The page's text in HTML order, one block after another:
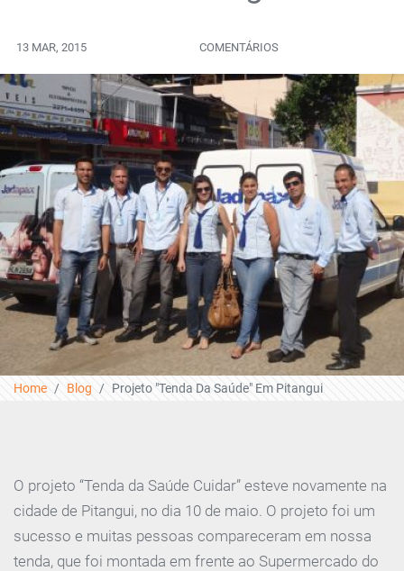
13 MAR, 2015 COMENTÁRIOS
Home Blog Projeto "Tenda Da Saúde" Em Pitangui
O projeto “Tenda da Saúde Cuidar” esteve novamente na
cidade de Pitangui, no dia 10 de maio. O projeto foi um
sucesso e muitas pessoas compareceram em nossa
tenda, que foi montada em frente ao Supermercado do